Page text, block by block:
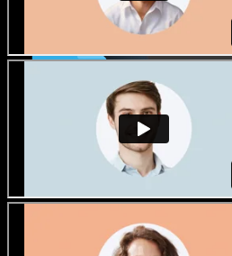
נשים וגברים במגוון
מבטאים